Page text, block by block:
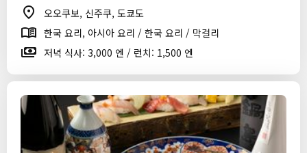
오오쿠보, 신주쿠, 도쿄도
한국 요리, 아시아 요리 / 한국 요리 / 막걸리
저녁 식사: 3,000 엔 / 런치: 1,500 엔